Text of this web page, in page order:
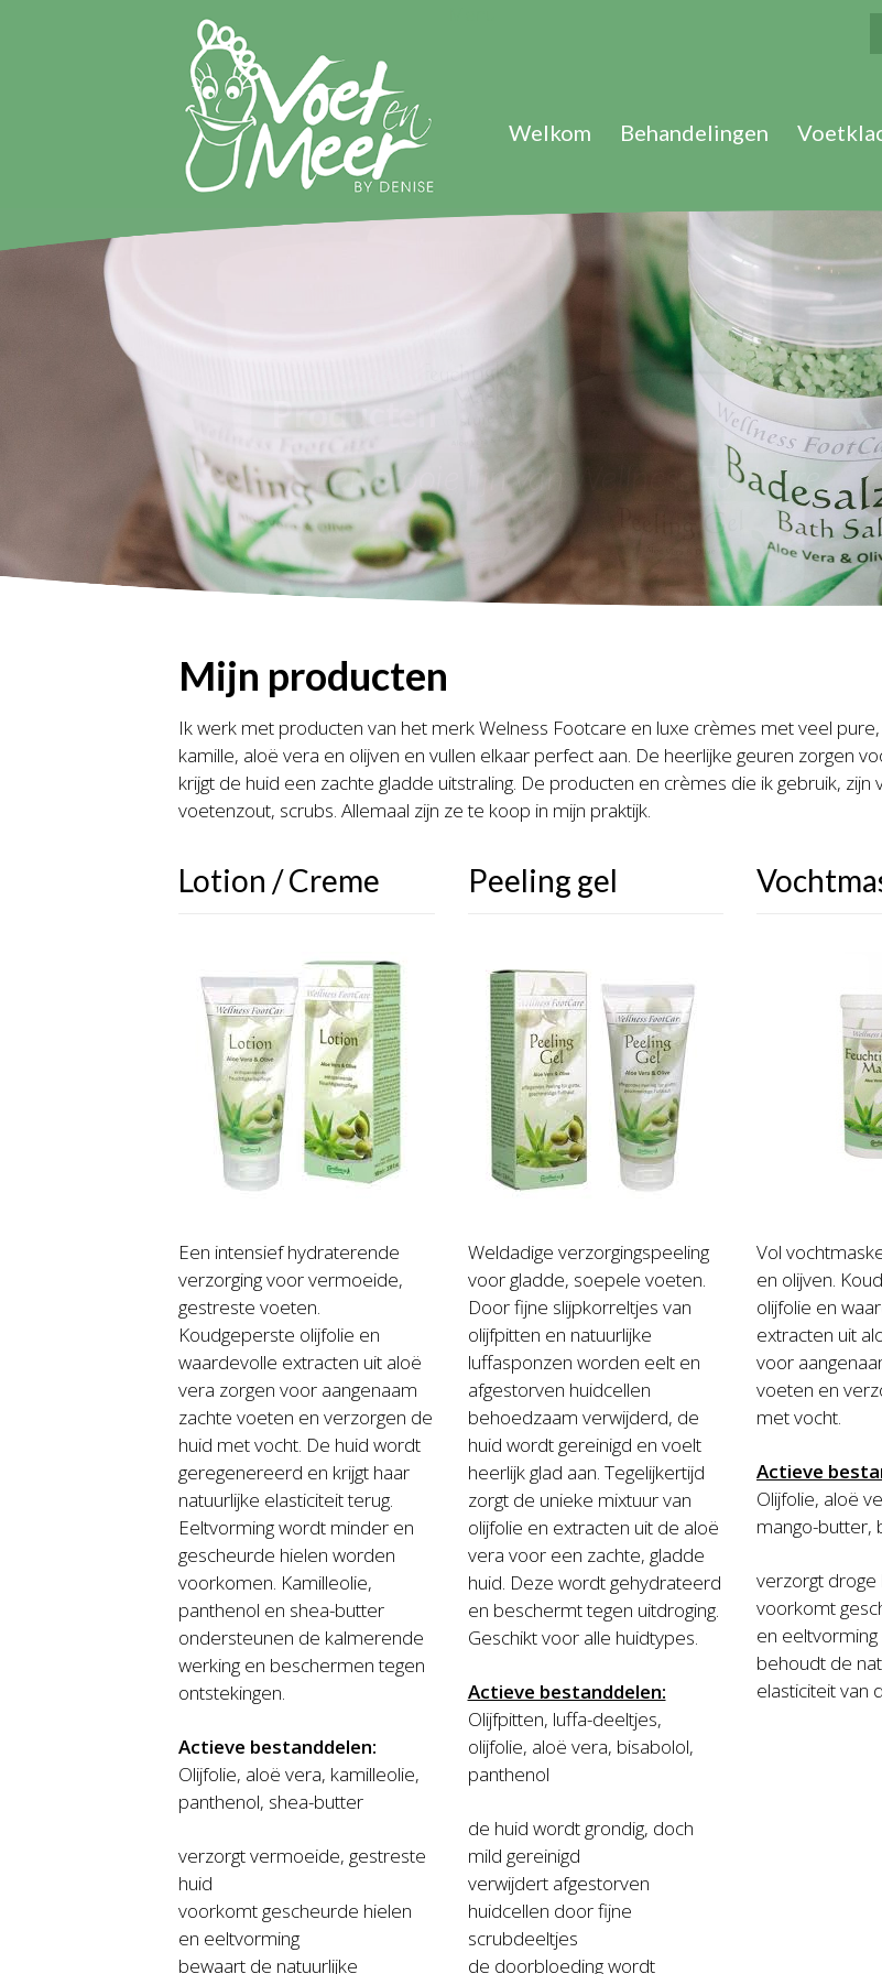
Welkom Behandelingen
Mijn producten
Ik werk met producten van het merk Welness Footcare en luxe crèmes met veel
kamille, aloë vera en olijven en vullen elkaar perfect aan. De heerlijke geuren zorgen
krijgt de huid een zachte gladde uitstraling. De producten en crèmes die ik gebruik,
voetenzout, scrubs. Allemaal zijn ze te koop in mijn praktijk.
Lotion / Creme
Een intensief hydraterende
verzorging voor vermoeide,
gestreste voeten.
Koudgeperste olijfolie en
waardevolle extracten uit aloë
vera zorgen voor aangenaam
zachte voeten en verzorgen de
huid met vocht. De huid wordt
geregenereerd en krijgt haar
natuurlijke elasticiteit terug.
Eeltvorming wordt minder en
gescheurde hielen worden
voorkomen. Kamilleolie,
panthenol en shea-butter
ondersteunen de kalmerende
werking en beschermen tegen
ontstekingen.
Actieve bestanddelen:
Olijfolie, aloë vera, kamilleolie,
panthenol, shea-butter
verzorgt vermoeide, gestreste
huid
voorkomt gescheurde hielen
en eeltvorming
bewaart de natuurlijke
Peeling gel
Weldadige verzorgingspeeling
voor gladde, soepele voeten.
Door fijne slijpkorreltjes van
olijfpitten en natuurlijke
luffasponzen worden eelt en
afgestorven huidcellen
behoedzaam verwijderd, de
huid wordt gereinigd en voelt
heerlijk glad aan. Tegelijkertijd
zorgt de unieke mixtuur van
olijfolie en extracten uit de aloë
vera voor een zachte, gladde
huid. Deze wordt gehydrateerd
en beschermt tegen uitdroging.
Geschikt voor alle huidtypes.
Actieve bestanddelen:
Olijfpitten, luffa-deeltjes,
olijfolie, aloë vera, bisabolol,
panthenol
de huid wordt grondig, doch
mild gereinigd
verwijdert afgestorven
huidcellen door fijne
scrubdeeltjes
de doorbloeding wordt
Vol
en olijven.
olijfolie en
extracten uit
voor
voeten en
met vocht.
Actieve
Olijfolie, aloë
mango-butter,
verzorgt
voorkomt
en eeltvorming
behoudt de
elasticiteit van